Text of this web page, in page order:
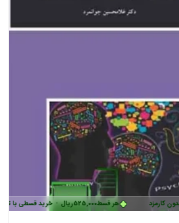
هر قسط 525,000ریال • خرید قسطی با ترب‌پی بدون